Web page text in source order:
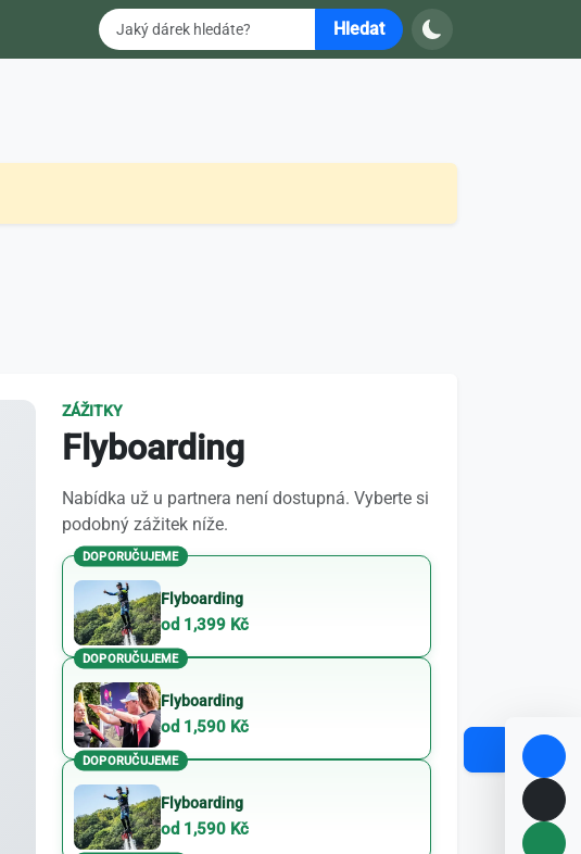
Hledat
ZÁŽITKY
Flyboarding
Nabídka už u partnera není dostupná. Vyberte si
podobný zážitek níže.
DOPORUČUJEME
Flyboarding
od 1,399 Kč
DOPORUČUJEME
Flyboarding
od 1,590 Kč
DOPORUČUJEME
Flyboarding
od 1,590 Kč